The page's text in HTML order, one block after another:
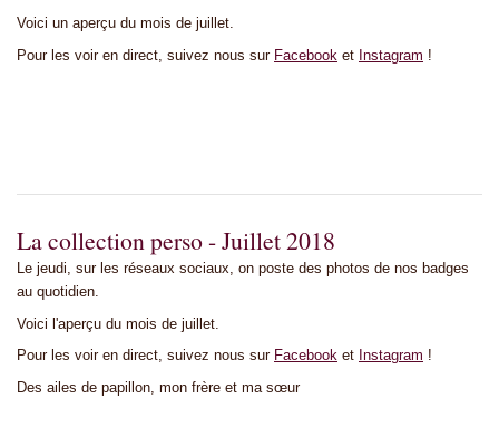
Voici un aperçu du mois de juillet.
Pour les voir en direct, suivez nous sur Facebook et Instagram !
La collection perso - Juillet 2018
Le jeudi, sur les réseaux sociaux, on poste des photos de nos badges
au quotidien.
Voici l'aperçu du mois de juillet.
Pour les voir en direct, suivez nous sur Facebook et Instagram !
Des ailes de papillon, mon frère et ma sœur